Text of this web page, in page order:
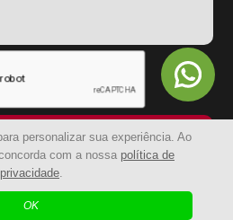
personalizar sua experiência. Ao
com a nossa política de
privacidade.
OK
ENVIAR
| Todos os Direitos Reservados